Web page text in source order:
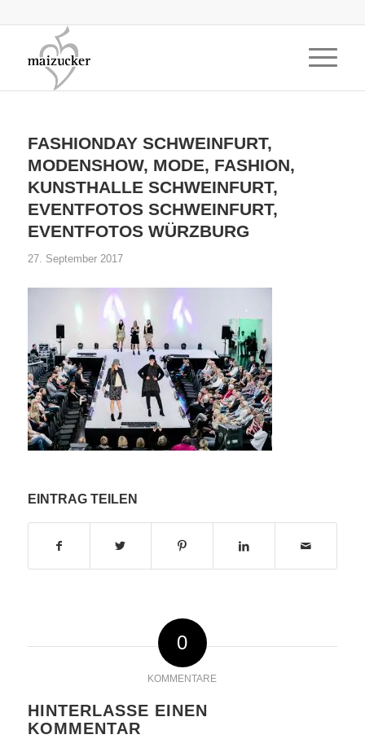
FASHIONDAY SCHWEINFURT,
MODENSHOW, MODE, FASHION,
KUNSTHALLE SCHWEINFURT,
EVENTFOTOS SCHWEINFURT,
EVENTFOTOS WÜRZBURG
27. September 2017
EINTRAG TEILEN
0
KOMMENTARE
HINTERLASSE EINEN
KOMMENTAR